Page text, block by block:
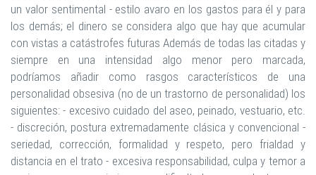
un valor sentimental - estilo avaro en los gastos para él y para
los demás; el dinero se considera algo que hay que acumular
con vistas a catástrofes futuras Además de todas las citadas y
siempre en una intensidad algo menor pero marcada,
podríamos añadir como rasgos característicos de una
personalidad obsesiva (no de un trastorno de personalidad) los
siguientes: - excesivo cuidado del aseo, peinado, vestuario, etc.
- discreción, postura extremadamente clásica y convencional -
seriedad, corrección, formalidad y respeto, pero frialdad y
distancia en el trato - excesiva responsabilidad, culpa y temor a